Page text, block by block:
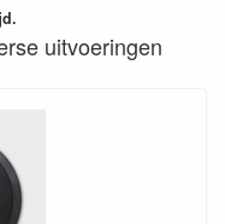
uitvoeringen